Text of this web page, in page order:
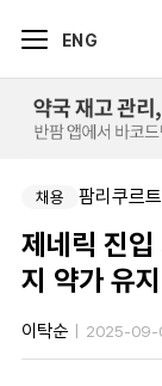
ENG
채용 팜리쿠르
제네릭 진입
지 약가 유지
이탁순 2025-09-